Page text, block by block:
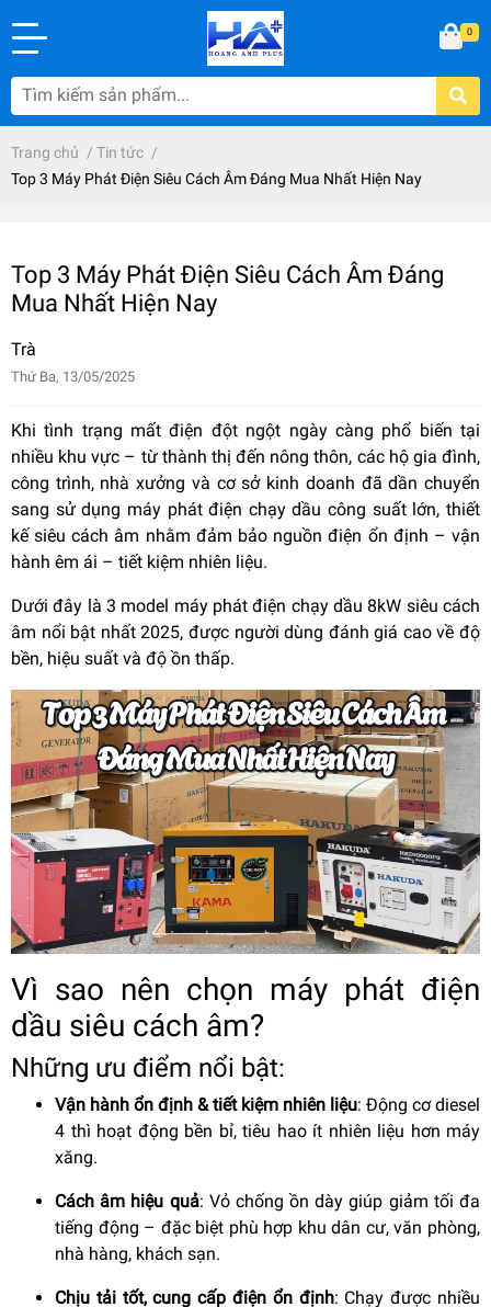
0
Trang chủ / Tin tức /
Top 3 Máy Phát Điện Siêu Cách Âm Đáng Mua Nhất Hiện Nay
Top 3 Máy Phát Điện Siêu Cách Âm Đáng
Mua Nhất Hiện Nay
Trà
Thứ Ba, 13/05/2025
Khi tình trạng mất điện đột ngột ngày càng phổ biến tại
nhiều khu vực – từ thành thị đến nông thôn, các hộ gia đình,
công trình, nhà xưởng và cơ sở kinh doanh đã dần chuyển
sang sử dụng máy phát điện chạy dầu công suất lớn, thiết
kế siêu cách âm nhằm đảm bảo nguồn điện ổn định – vận
hành êm ái – tiết kiệm nhiên liệu.
Dưới đây là 3 model máy phát điện chạy dầu 8kW siêu cách
âm nổi bật nhất 2025, được người dùng đánh giá cao về độ
bền, hiệu suất và độ ồn thấp.
Vì sao nên chọn máy phát điện
dầu siêu cách âm?
Những ưu điểm nổi bật:
Vận hành ổn định & tiết kiệm nhiên liệu: Động cơ diesel
4 thì hoạt động bền bỉ, tiêu hao ít nhiên liệu hơn máy
xăng.
Cách âm hiệu quả: Vỏ chống ồn dày giúp giảm tối đa
tiếng động – đặc biệt phù hợp khu dân cư, văn phòng,
nhà hàng, khách sạn.
Chịu tải tốt, cung cấp điện ổn định: Chạy được nhiều